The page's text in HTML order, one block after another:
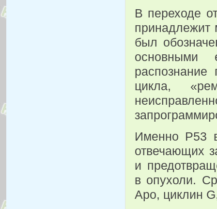
В переходе
принадлежит
был
основными
распознание
цикла,
Именно Р53
отвечающих
и
в опухоли.
Apo, циклин